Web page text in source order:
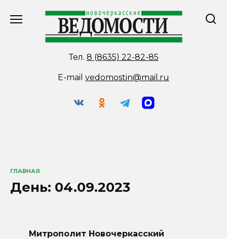
Тел. 8 (8635) 22-82-85
E-mail vedomostin@mail.ru
ГЛАВНАЯ
День: 04.09.2023
Митрополит Новочеркасский